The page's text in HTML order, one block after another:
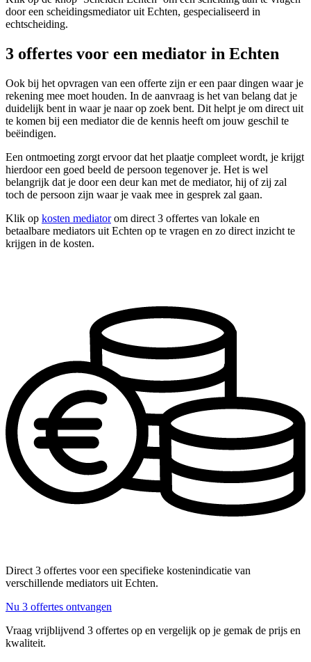
door een scheidingsmediator uit Echten, gespecialiseerd in
echtscheiding.
3 offertes voor een mediator in Echten
Ook bij het opvragen van een offerte zijn er een paar dingen waar je
rekening mee moet houden. In de aanvraag is het van belang dat je
duidelijk bent in waar je naar op zoek bent. Dit helpt je om direct uit
te komen bij een mediator die de kennis heeft om jouw geschil te
beëindigen.
Een ontmoeting zorgt ervoor dat het plaatje compleet wordt, je krijgt
hierdoor een goed beeld de persoon tegenover je. Het is wel
belangrijk dat je door een deur kan met de mediator, hij of zij zal
toch de persoon zijn waar je vaak mee in gesprek zal gaan.
Klik op kosten mediatorom direct 3 offertes van lokale en
betaalbare mediators uit Echten op te vragen en zo direct inzicht te
krijgen in de kosten.
Direct 3 offertes voor een specifieke kostenindicatie van
verschillende mediators uit Echten.
Nu 3 offertes ontvangen
Vraag vrijblijvend 3 offertes op en vergelijk op je gemak de prijs en
kwaliteit.